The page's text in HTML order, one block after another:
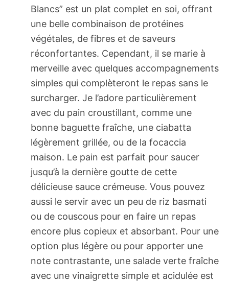
Blancs” est un plat complet en soi, offrant
une belle combinaison de protéines
végétales, de fibres et de saveurs
réconfortantes. Cependant, il se marie à
merveille avec quelques accompagnements
simples qui complèteront le repas sans le
surcharger. Je l’adore particulièrement
avec du pain croustillant, comme une
bonne baguette fraîche, une ciabatta
légèrement grillée, ou de la focaccia
maison. Le pain est parfait pour saucer
jusqu’à la dernière goutte de cette
délicieuse sauce crémeuse. Vous pouvez
aussi le servir avec un peu de riz basmati
ou de couscous pour en faire un repas
encore plus copieux et absorbant. Pour une
option plus légère ou pour apporter une
note contrastante, une salade verte fraîche
avec une vinaigrette simple et acidulée est